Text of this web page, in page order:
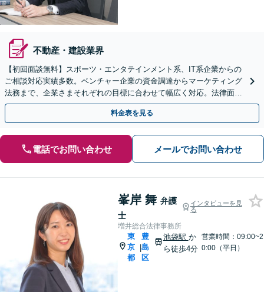
不動産・建設業界
【初回面談無料】スポーツ・エンタテインメント系、IT系企業からの
ご相談対応実績多数。ベンチャー企業の資金調達からマーケティング
法務まで、企業さまそれぞれの目標に合わせて幅広く対応。法律面の
パートナーとして共に成長を目指します【新宿駅5分】
料金表を見る
電話でお問い合わせ メールでお問い合わせ
峯岸 舞 弁護
士
インタビューを見
る
増井総合法律事務所
東
京
都
|
豊
島
区
池袋駅 か
ら徒歩4分
営業時間：09:00~2
0:00（平日）